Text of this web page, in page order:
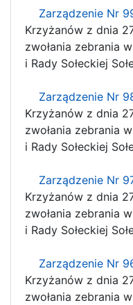
Zarządzenie Nr
Krzyżanów z dnia
zwołania zebrania
i Rady Sołeckiej
Zarządzenie Nr
Krzyżanów z dnia
zwołania zebrania
i Rady Sołeckiej
Zarządzenie Nr
Krzyżanów z dnia
zwołania zebrania
i Rady Sołeckiej
Zarządzenie Nr
Krzyżanów z dnia
zwołania zebrania